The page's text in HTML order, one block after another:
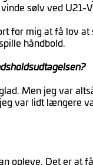
sølv ved U21-
for mig at få lov
håndbold.
Men jeg var
var lidt længere
opleve. Det er